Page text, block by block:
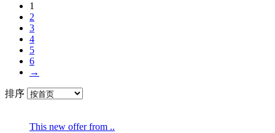
1
2
3
4
5
6
→
排序
This new offer from ..